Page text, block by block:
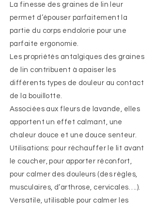
La finesse des graines de lin leur
permet d’épouser parfaitement la
partie du corps endolorie pour une
parfaite ergonomie.
Les propriétés antalgiques des graines
de lin contribuent à apaiser les
différents types de douleur au contact
de la bouillotte.
Associées aux fleurs de lavande, elles
apportent un effet calmant, une
chaleur douce et une douce senteur.
Utilisations: pour réchauffer le lit avant
le coucher, pour apporter réconfort,
pour calmer des douleurs (des règles,
musculaires, d’arthrose, cervicales….).
Versatile, utilisable pour calmer les